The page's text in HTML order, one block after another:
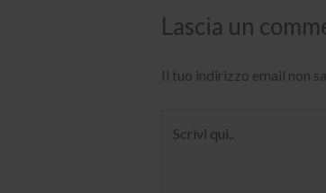
Lascia un
Il tuo indirizzo email non